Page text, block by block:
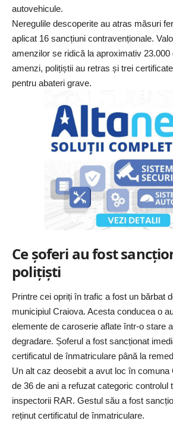
autovehicule.
Neregulile descoperite au atras măsuri
aplicat 16 sancțiuni contravenționale.
amenzilor se ridică la aproximativ 23.000
amenzi, polițiștii au retras și trei
pentru abateri grave.
Ce șoferi au fost
polițiști
Printre cei opriți în trafic a fost un bărbat
municipiul Craiova. Acesta conducea o
elemente de caroserie aflate într-o stare
degradare. Șoferul a fost sancționat
certificatul de înmatriculare până la
Un alt caz deosebit a avut loc în
de 36 de ani a refuzat categoric controlul
inspectorii RAR. Gestul său a fost
reținut certificatul de înmatriculare.